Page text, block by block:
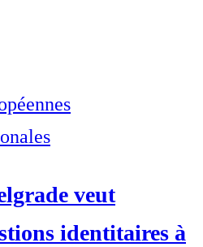
veut
identitaires à